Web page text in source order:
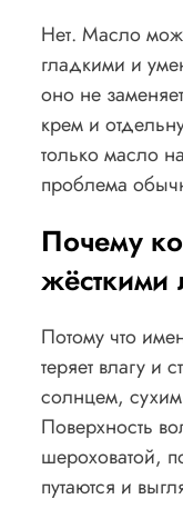
Нет. Масло
гладкими и
оно не
крем и
только масло
проблема
Почему
жёсткими
Потому что
теряет влагу и
солнцем,
Поверхность
шероховатой,
путаются и